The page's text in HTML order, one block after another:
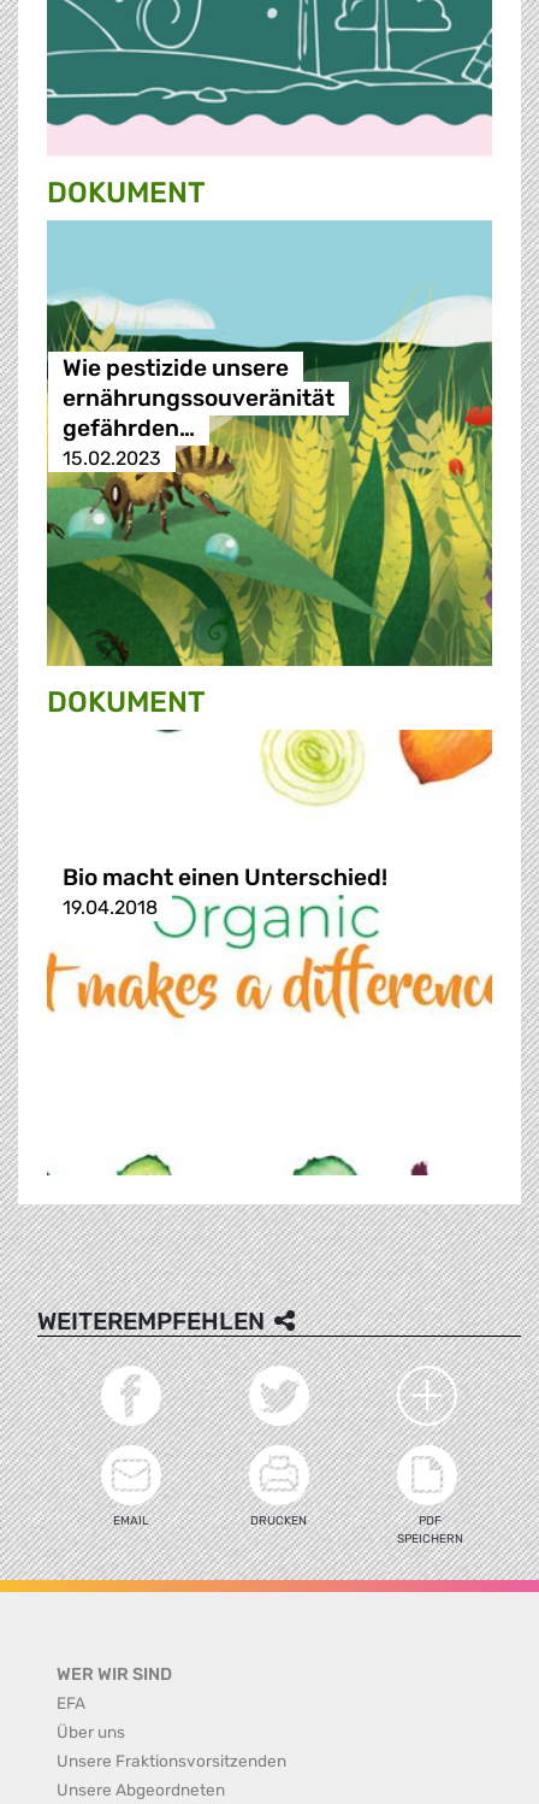
DOKUMENT
Wie pestizide unsere
ernährungssouveränität
gefährden…
15.02.2023
DOKUMENT
Bio macht einen Unterschied!
19.04.2018
WEITEREMPFEHLEN
EMAIL DRUCKEN
PDF
SPEICHERN
WER WIR SIND
EFA
Über uns
Unsere Fraktionsvorsitzenden
Unsere Abgeordneten